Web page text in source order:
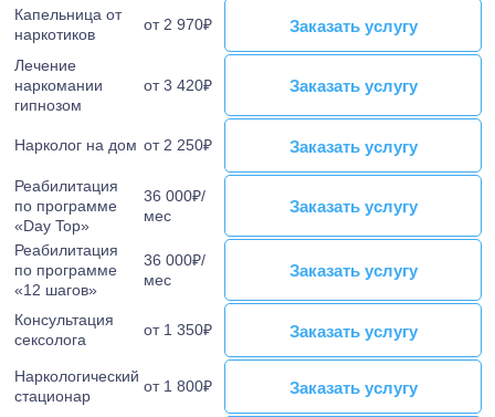
Лечение ОКР
Лечение созависимости
Лечение апатии
Лечение зависимости от ставок на спорт
Лечение клептомании
Лечение послеродовой депрессии
Лечение социофобии
Лечение алекситимии
Лечение астении
Лечение истерических расстройств
Лечение ПРЛ
Лечение тревожного расстройства
Лечение фантомных болей
Лечение аффективного расстройства
Капельница от
наркотиков
от 2 970₽ Заказать услугу
Заказать услугу
Лечение
наркомании
гипнозом
от 3 420₽ Заказать услугу
Заказать услугу
Нарколог на дом от 2 250₽ Заказать услугу
Заказать услугу
Реабилитация
по программе
«Day Top»
36 000₽/
мес
Заказать услугу
Заказать услугу
Реабилитация
по программе
«12 шагов»
36 000₽/
мес
Заказать услугу
Заказать услугу
Консультация
сексолога
от 1 350₽ Заказать услугу
Заказать услугу
Наркологический
стационар
от 1 800₽ Заказать услугу
Заказать услугу